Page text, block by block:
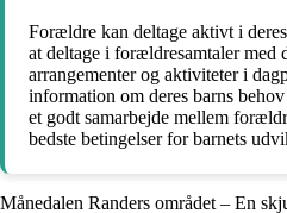
Forældre kan deltage aktivt i
at deltage i forældresamtaler med
arrangementer og aktiviteter i
information om deres barns
et godt samarbejde mellem
bedste betingelser for barnets
Månedalen Randers området – En